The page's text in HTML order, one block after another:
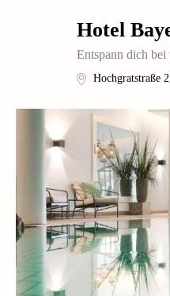
Hotel
Entspann dich bei
Hochgratstraße 2